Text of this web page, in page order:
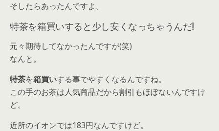
そしたらあったんですよ。
特茶を箱買いすると少し安くなっちゃうんだ!!
元々期待してなかったんですが(笑)
なんと。
特茶を箱買いする事でやすくなるんですね。
この手のお茶は人気商品だから割引もほぼないんですけ
ど。
近所のイオンでは183円なんですけど。